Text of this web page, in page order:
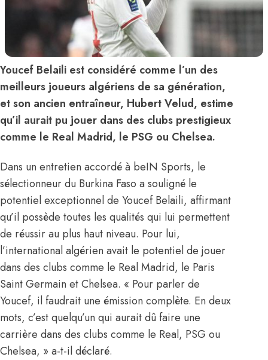
Youcef Belaili est considéré comme l’un des
meilleurs joueurs algériens de sa génération,
et son ancien entraîneur, Hubert Velud, estime
qu’il aurait pu jouer dans des clubs prestigieux
comme le Real Madrid, le PSG ou Chelsea.
Dans un entretien accordé à beIN Sports, le
sélectionneur du Burkina Faso a souligné le
potentiel exceptionnel de Youcef Belaili, affirmant
qu’il possède toutes les qualités qui lui permettent
de réussir au plus haut niveau. Pour lui,
l’international algérien avait le potentiel de jouer
dans des clubs comme le Real Madrid, le Paris
Saint Germain et Chelsea. « Pour parler de
Youcef, il faudrait une émission complète. En deux
mots, c’est quelqu’un qui aurait dû faire une
carrière dans des clubs comme le Real, PSG ou
Chelsea, » a-t-il déclaré.